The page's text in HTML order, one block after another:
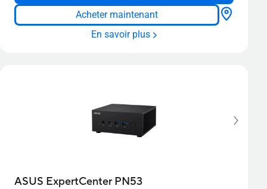
Acheter maintenant
En savoir plus
ASUS ExpertCenter PN53